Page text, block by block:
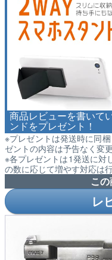
商品レビューを書いて
ンドをプレゼント！
※プレゼントは発送時に同
ゼントの内容は予告なく変
※各プレゼントは1発送に対
の数に応じて増やす対応は
こ
レ